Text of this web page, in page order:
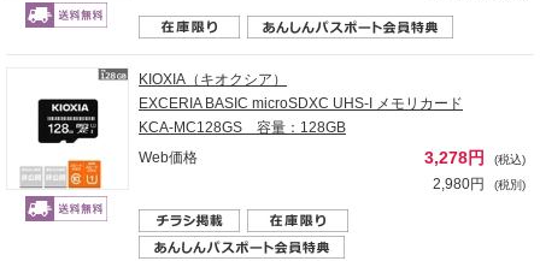
KIOXIA（キオクシア）
EXCERIA BASIC microSDXC UHS-I メモリカード
KCA-MC128GS 容量：128GB
Web価格
3,278円 (税込)
2,980円 (税別)